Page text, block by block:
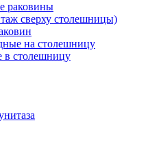
раковины
сверху столешницы)
на столешницу
в столешницу